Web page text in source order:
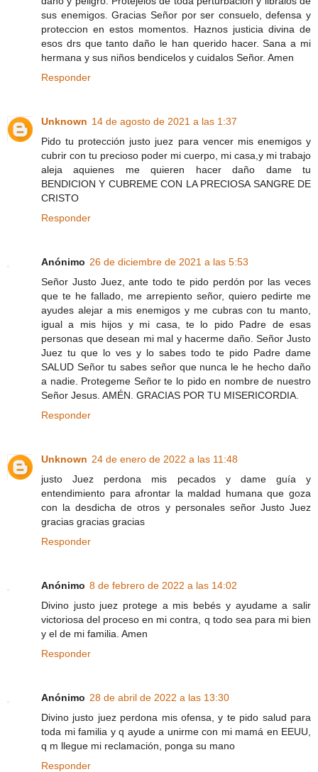
sus enemigos. Gracias Señor por ser consuelo, defensa y
proteccion en estos momentos. Haznos justicia divina de
esos drs que tanto daño le han querido hacer. Sana a mi
hermana y sus niños bendicelos y cuidalos Señor. Amen
Responder
Unknown 14 de agosto de 2021 a las 1:37
Pido tu protección justo juez para vencer mis enemigos y
cubrir con tu precioso poder mi cuerpo, mi casa,y mi trabajo
aleja aquienes me quieren hacer daño dame tu
BENDICION Y CUBREME CON LA PRECIOSA SANGRE DE
CRISTO
Responder
Anónimo 26 de diciembre de 2021 a las 5:53
Señor Justo Juez, ante todo te pido perdón por las veces
que te he fallado, me arrepiento señor, quiero pedirte me
ayudes alejar a mis enemigos y me cubras con tu manto,
igual a mis hijos y mi casa, te lo pido Padre de esas
personas que desean mi mal y hacerme daño. Señor Justo
Juez tu que lo ves y lo sabes todo te pido Padre dame
SALUD Señor tu sabes señor que nunca le he hecho daño
a nadie. Protegeme Señor te lo pido en nombre de nuestro
Señor Jesus. AMÉN. GRACIAS POR TU MISERICORDIA.
Responder
Unknown 24 de enero de 2022 a las 11:48
justo Juez perdona mis pecados y dame guía y
entendimiento para afrontar la maldad humana que goza
con la desdicha de otros y personales señor Justo Juez
gracias gracias gracias
Responder
Anónimo 8 de febrero de 2022 a las 14:02
Divino justo juez protege a mis bebés y ayudame a salir
victoriosa del proceso en mi contra, q todo sea para mi bien
y el de mi familia. Amen
Responder
Anónimo 28 de abril de 2022 a las 13:30
Divino justo juez perdona mis ofensa, y te pido salud para
toda mi familia y q ayude a unirme con mi mamá en EEUU,
q m llegue mi reclamación, ponga su mano
Responder